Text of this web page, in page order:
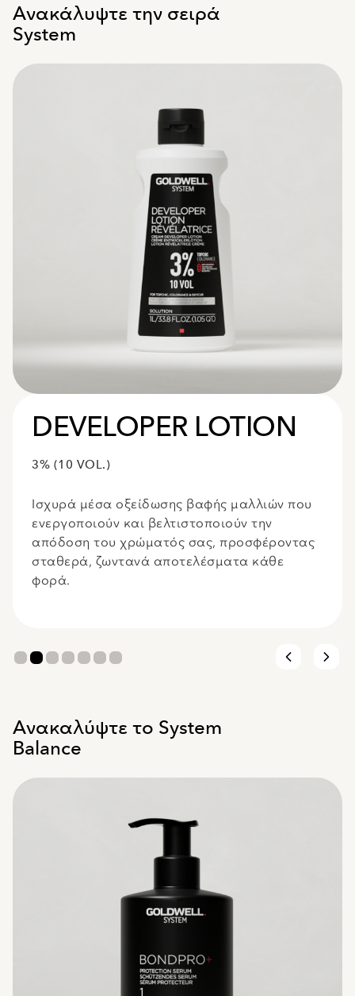
Ανακάλυψτε την σειρά
System
DEVELOPER LOTION
3% (10 VOL.)
Ισχυρά μέσα οξείδωσης βαφής μαλλιών που
ενεργοποιούν και βελτιστοποιούν την
απόδοση του χρώματός σας, προσφέροντας
σταθερά, ζωντανά αποτελέσματα κάθε
φορά.
Ανακαλύψτε το System
Balance